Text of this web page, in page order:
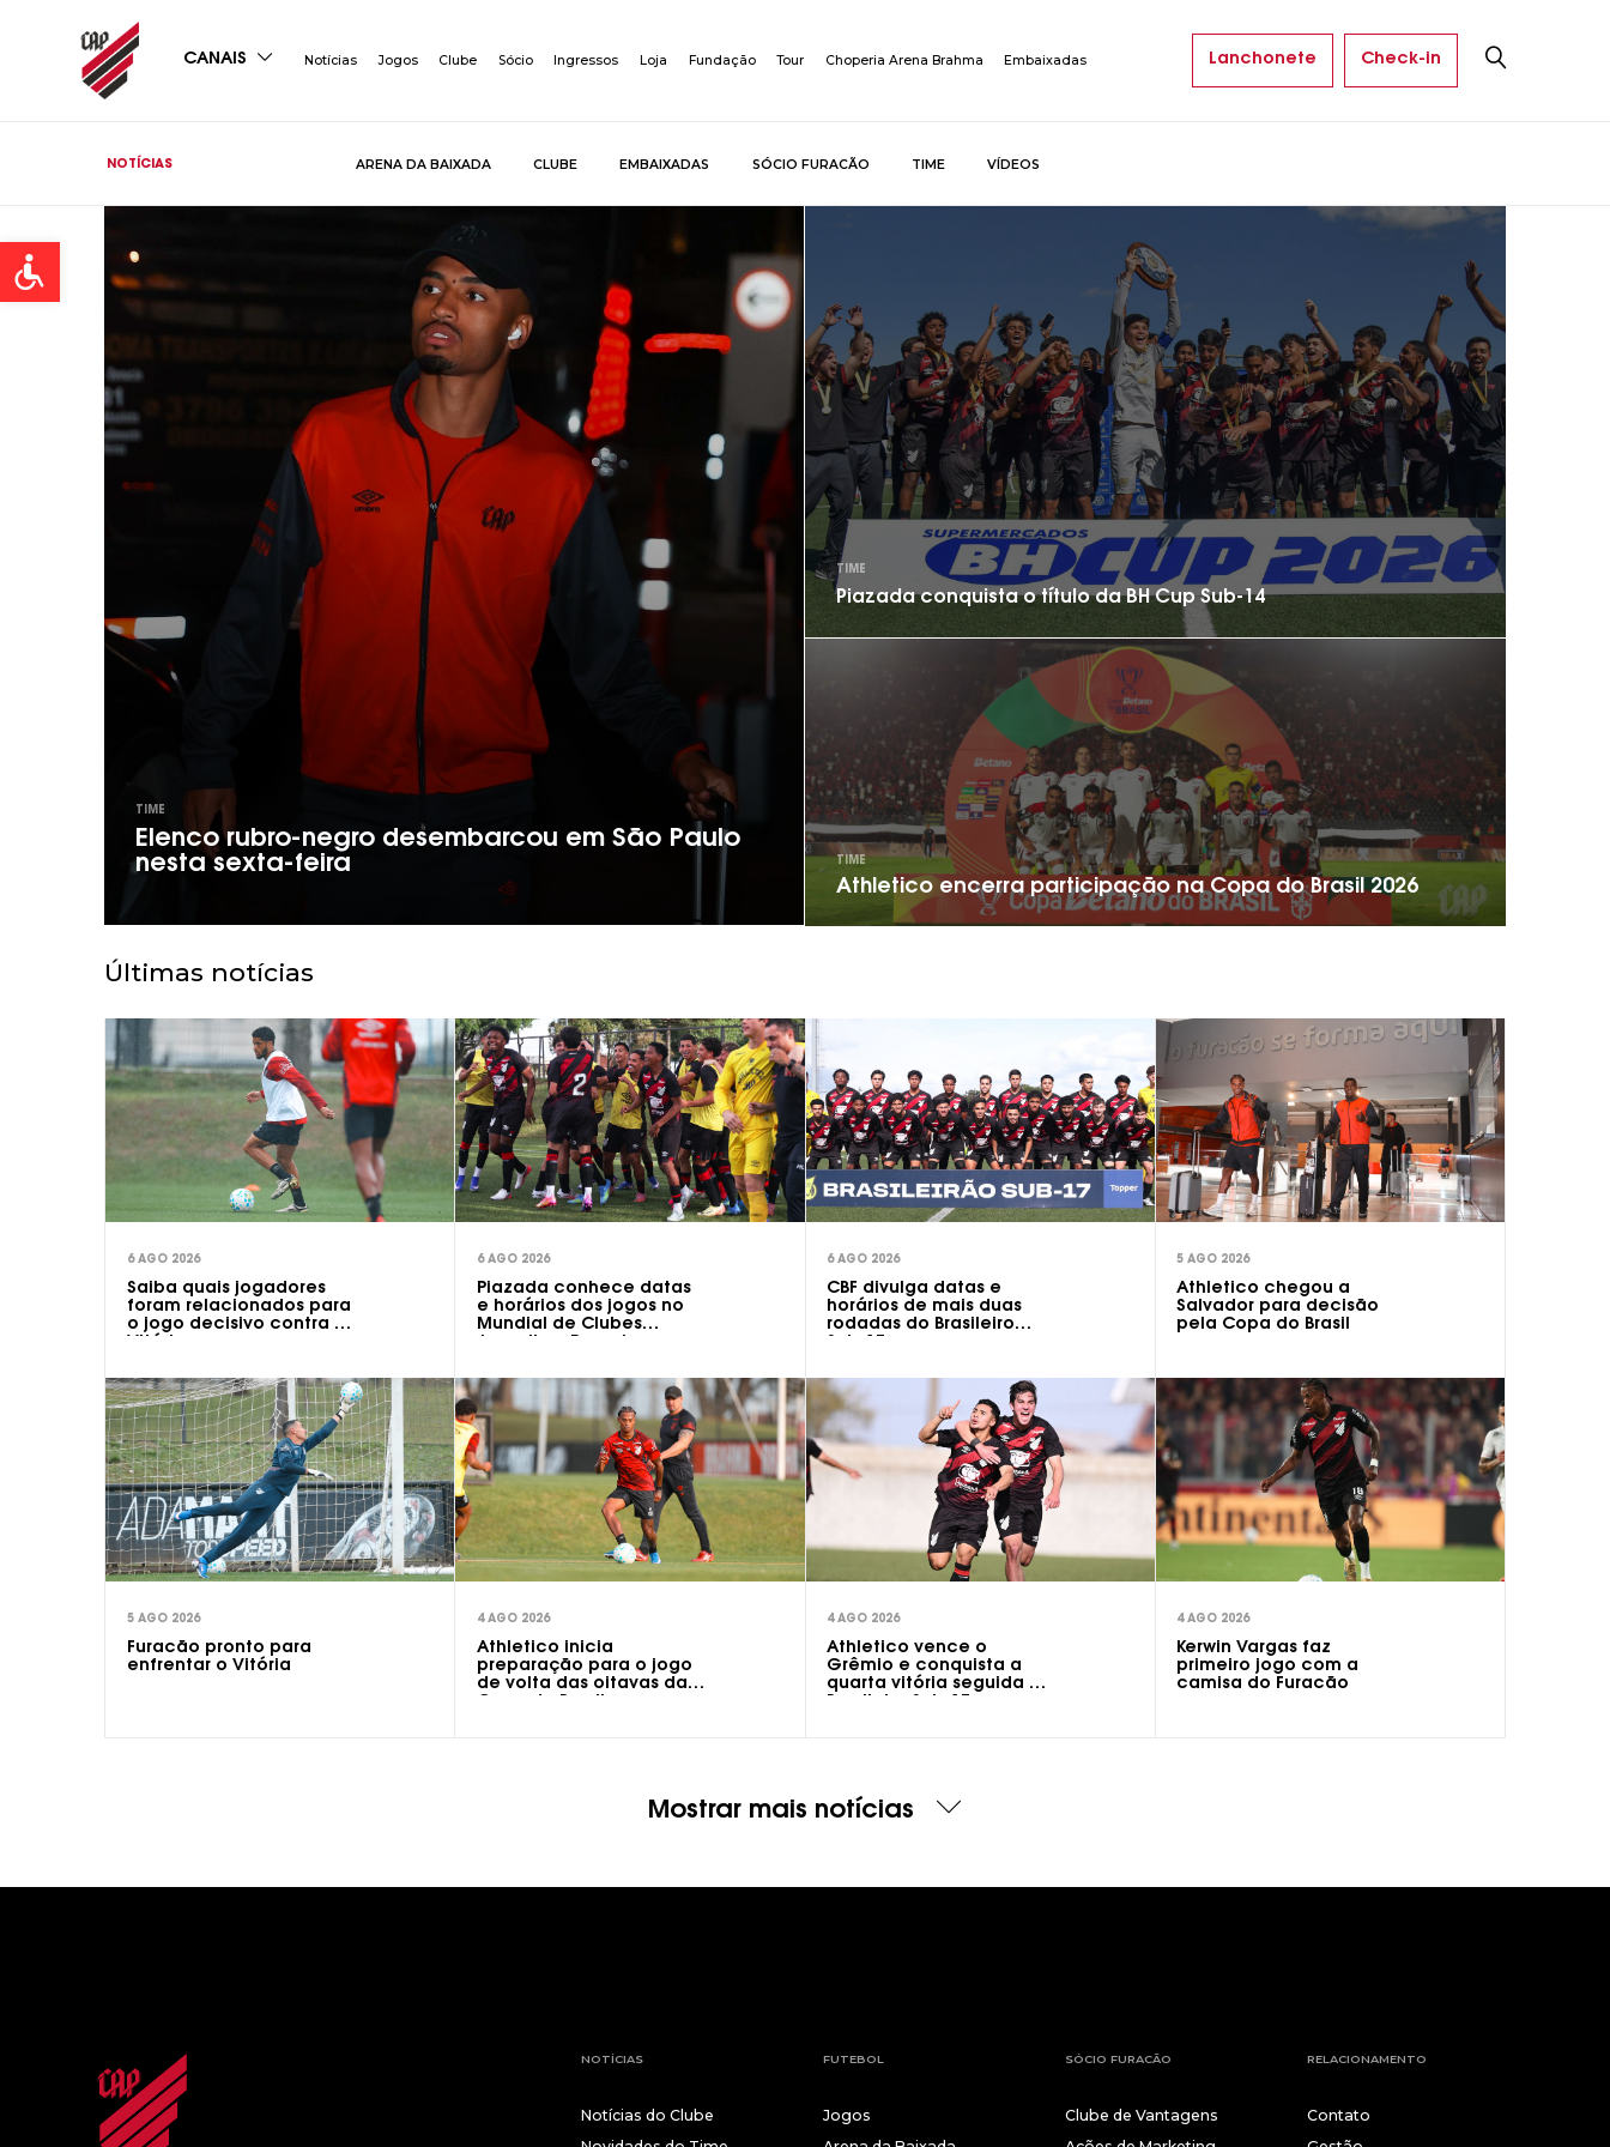
Open toolbar
CANAIS Notícias Jogos Clube Sócio Ingressos Loja Fundação Tour Choperia Arena Brahma Embaixadas Lanchonete Check-in
NOTÍCIAS ARENA DA BAIXADA CLUBE EMBAIXADAS SÓCIO FURACÃO TIME VÍDEOS
TIME
Elenco rubro-negro desembarcou em São Paulo
nesta sexta-feira
TIME
Piazada conquista o título da BH Cup Sub-14
TIME
Athletico encerra participação na Copa do Brasil 2026
Últimas notícias
6 AGO 2026
Saiba quais jogadores
foram relacionados para
o jogo decisivo contra o
6 AGO 2026
Piazada conhece datas
e horários dos jogos no
Mundial de Clubes
6 AGO 2026
CBF divulga datas e
horários de mais duas
rodadas do Brasileiro
5 AGO 2026
Athletico chegou a
Salvador para decisão
pela Copa do Brasil
5 AGO 2026
Furacão pronto para
enfrentar o Vitória
4 AGO 2026
Athletico inicia
preparação para o jogo
de volta das oitavas da
4 AGO 2026
Athletico vence o
Grêmio e conquista a
quarta vitória seguida no
4 AGO 2026
Kerwin Vargas faz
primeiro jogo com a
camisa do Furacão
Mostrar mais notícias
NOTÍCIAS
Notícias do Clube
FUTEBOL
Jogos
SÓCIO FURACÃO
Clube de Vantagens
RELACIONAMENTO
Contato